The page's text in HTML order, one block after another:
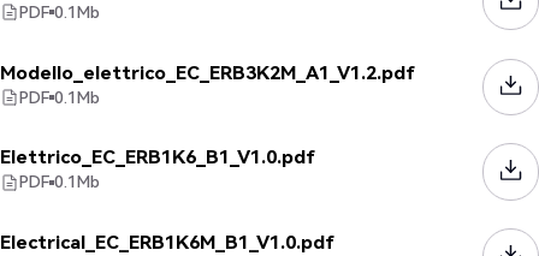
PDF 0.1Mb
Modello_elettrico_EC_ERB3K2M_A1_V1.2.pdf
PDF 0.1Mb
Elettrico_EC_ERB1K6_B1_V1.0.pdf
PDF 0.1Mb
Electrical_EC_ERB1K6M_B1_V1.0.pdf